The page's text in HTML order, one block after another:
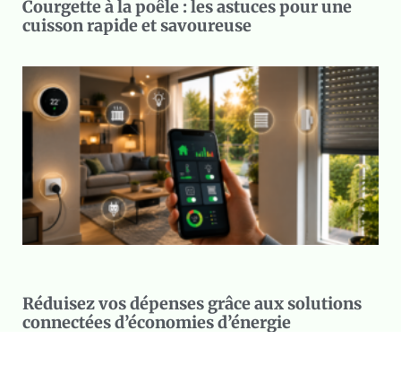
Courgette à la poêle : les astuces pour une
cuisson rapide et savoureuse
Réduisez vos dépenses grâce aux solutions
connectées d’économies d’énergie